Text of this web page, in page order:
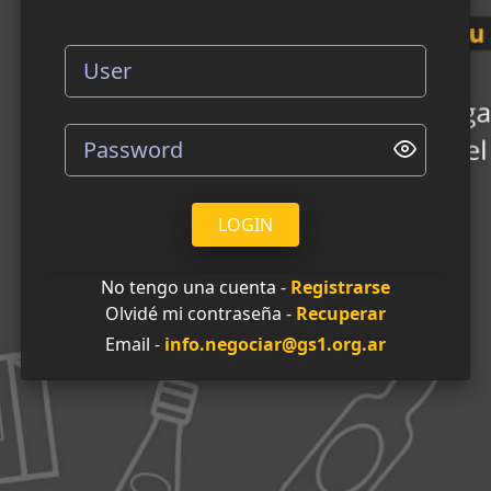
LOGIN
No tengo una cuenta - Registrarse
Olvidé mi contraseña - Recuperar
Email - info.negociar@gs1.org.ar